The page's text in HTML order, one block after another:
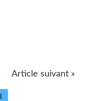
Article suivant »